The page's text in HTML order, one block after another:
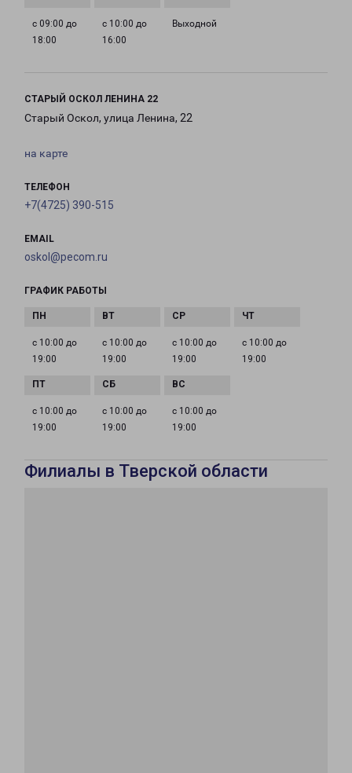
с 09:00 до
18:00
с 10:00 до
16:00
Выходной
СТАРЫЙ ОСКОЛ ЛЕНИНА 22
Старый Оскол, улица Ленина, 22
на карте
ТЕЛЕФОН
+7(4725) 390-515
EMAIL
oskol@pecom.ru
ГРАФИК РАБОТЫ
с 10:00 до
19:00
с 10:00 до
19:00
с 10:00 до
19:00
с 10:00 до
19:00
с 10:00 до
19:00
с 10:00 до
19:00
с 10:00 до
19:00
Филиалы в Тверской области